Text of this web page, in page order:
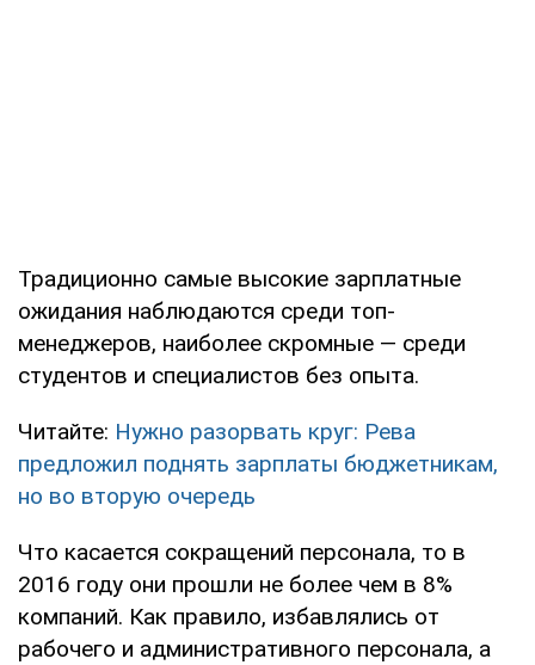
Традиционно самые высокие зарплатные
ожидания наблюдаются среди топ-
менеджеров, наиболее скромные — среди
студентов и специалистов без опыта.
Читайте: Нужно разорвать круг: Рева
предложил поднять зарплаты бюджетникам,
но во вторую очередь
Что касается сокращений персонала, то в
2016 году они прошли не более чем в 8%
компаний. Как правило, избавлялись от
рабочего и административного персонала, а